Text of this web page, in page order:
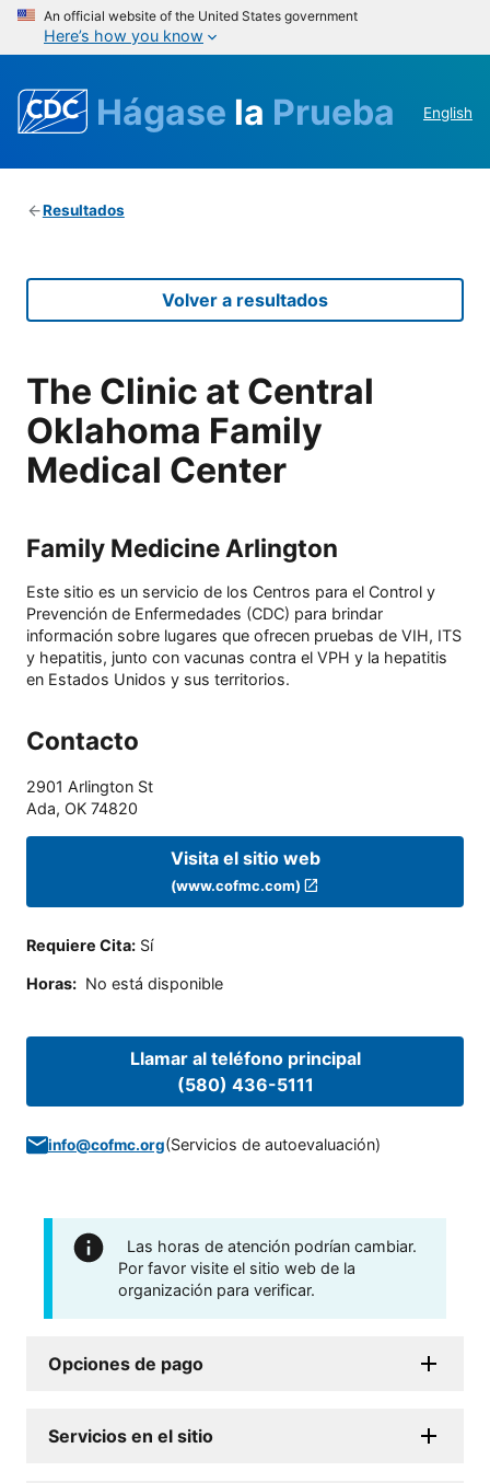
An official website of the United States government
Here’s how you know
Hágase la Prueba English
Resultados
Volver a resultados
The Clinic at Central
Oklahoma Family
Medical Center
Family Medicine Arlington
Este sitio es un servicio de los Centros para el Control y
Prevención de Enfermedades (CDC) para brindar
información sobre lugares que ofrecen pruebas de VIH, ITS
y hepatitis, junto con vacunas contra el VPH y la hepatitis
en Estados Unidos y sus territorios.
Contacto
2901 Arlington St
Ada, OK 74820
Visita el sitio web
(www.cofmc.com)
Requiere Cita: Sí
Horas: No está disponible
Llamar al teléfono principal
(580) 436-5111
info@cofmc.org(Servicios de autoevaluación)
Las horas de atención podrían cambiar.
Por favor visite el sitio web de la
organización para verificar.
Opciones de pago
Servicios en el sitio